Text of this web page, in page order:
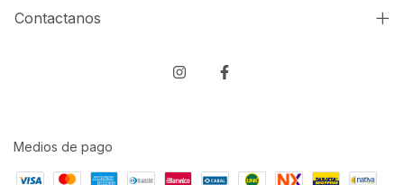
Contactanos
Medios de pago